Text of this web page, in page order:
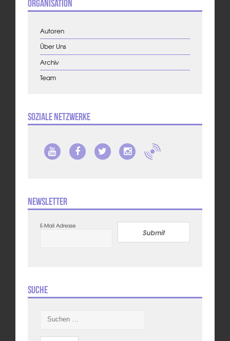
Organisation
Autoren
Über Uns
Archiv
Team
Soziale Netzwerke
Newsletter
E-Mail Adresse
Submit
Suche
nach: